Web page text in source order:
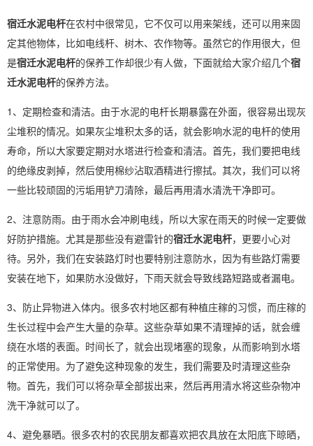
宿迁水泥电杆在农村中很常见，它不仅可以用来架线，还可以用来固
定其他物体，比如电线杆、树木、农作物等。虽然它的作用很大，但
是宿迁水泥电杆的保养工作却很少有人做，下面就给大家介绍几个宿
迁水泥电杆的保养方法。
1、定期检查和清洁。由于水泥的电杆长期暴露在外面，很容易出现灰
尘堆积的情况。如果灰尘堆积太多的话，就会影响水泥的电杆的使用
寿命，所以大家要定期对水塔进行检查和清洁。首先，我们要把电线
的绝缘皮剥掉，然后使用棉纱沾取酒精进行擦拭。其次，我们可以将
一些比较顽固的污垢用铲刀清除，最后再用清水清洗干净即可。
2、注意防雨。由于雨水会冲刷电线，所以大家在雨天的时候一定要做
好防护措施。尤其是那些没有避雷针的宿迁水泥电杆，更要小心对
待。另外，我们在安装路灯时也要特别注意防水，因为有些路灯需要
安装在地下，如果防水没做好，下雨天就会导致线路短路或者漏电。
3、防止异物进入体内。很多农村地区都有种植庄稼的习惯，而庄稼的
生长过程中会产生大量的杂草。这些杂草如果不清理掉的话，就会缠
绕在水塔的表面。时间长了，就会出现堵塞的现象，从而影响到水塔
的正常使用。为了避免这种现象的发生，我们需要及时清理这些杂
物。首先，我们可以将杂草全部拔出来，然后再用清水将这些杂物冲
洗干净就可以了。
4、避免暴晒。很多农村的农民朋友都喜欢把农具放在太阳底下晾晒，